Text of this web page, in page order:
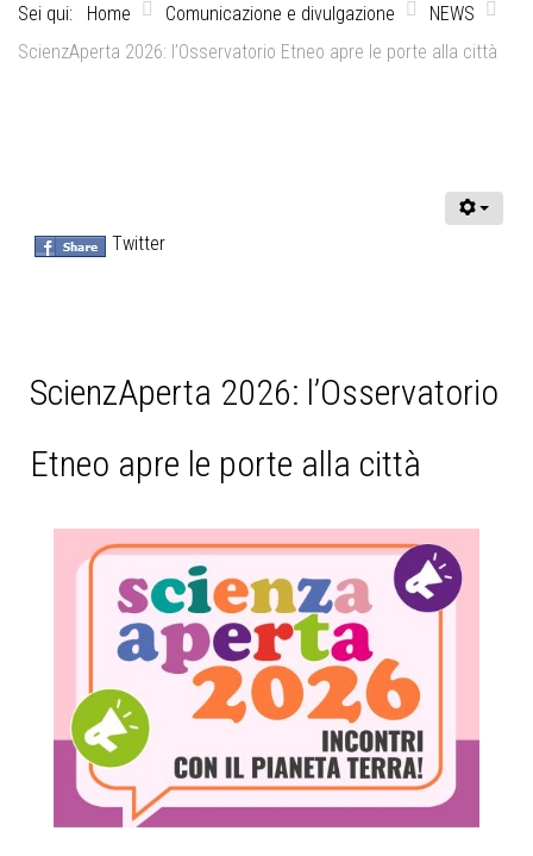
Sei qui: Home Comunicazione e divulgazione
NEWS
ScienzAperta 2026: l’Osservatorio Etneo apre le porte alla città
Twitter
ScienzAperta 2026: l’Osservatorio
Etneo apre le porte alla città